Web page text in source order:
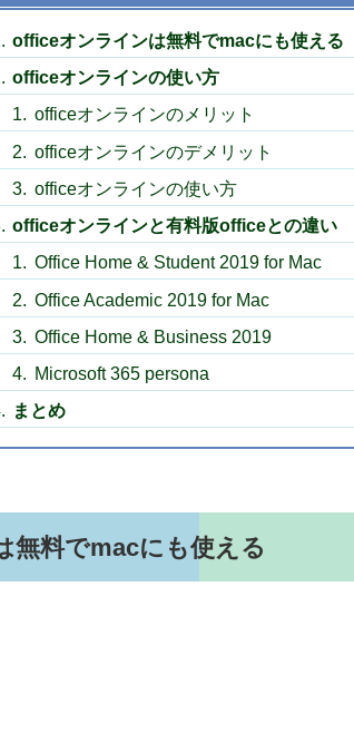
officeオンラインは無料でmacにも使える
officeオンラインの使い方
officeオンラインのメリット
officeオンラインのデメリット
officeオンラインの使い方
officeオンラインと有料版officeとの違い
Office Home & Student 2019 for Mac
Office Academic 2019 for Mac
Office Home & Business 2019
Microsoft 365 persona
まとめ
無料でmacにも使える